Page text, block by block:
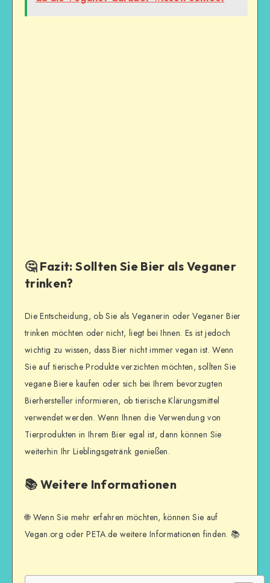
🤔 Fazit: Sollten Sie Bier als Veganer
trinken?
Die Entscheidung, ob Sie als Veganerin oder Veganer Bier
trinken möchten oder nicht, liegt bei Ihnen. Es ist jedoch
wichtig zu wissen, dass Bier nicht immer vegan ist. Wenn
Sie auf tierische Produkte verzichten möchten, sollten Sie
vegane Biere kaufen oder sich bei Ihrem bevorzugten
Bierhersteller informieren, ob tierische Klärungsmittel
verwendet werden. Wenn Ihnen die Verwendung von
Tierprodukten in Ihrem Bier egal ist, dann können Sie
weiterhin Ihr Lieblingsgetränk genießen.
📚 Weitere Informationen
🌐 Wenn Sie mehr erfahren möchten, können Sie auf
Vegan.org oder PETA.de weitere Informationen finden. 📚